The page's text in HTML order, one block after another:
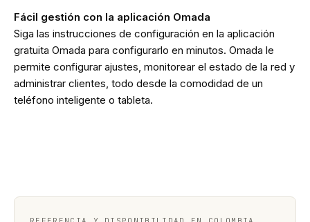
Fácil gestión con la aplicación Omada
Siga las instrucciones de configuración en la aplicación
gratuita Omada para configurarlo en minutos. Omada le
permite configurar ajustes, monitorear el estado de la red y
administrar clientes, todo desde la comodidad de un
teléfono inteligente o tableta.